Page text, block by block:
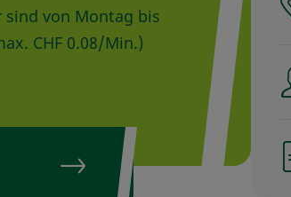
sind von Montag bis
CHF 0.08/Min.)